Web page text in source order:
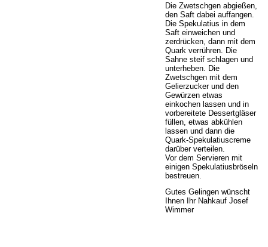
Die Zwetschgen abgießen,
den Saft dabei auffangen.
Die Spekulatius in dem
Saft einweichen und
zerdrücken, dann mit dem
Quark verrühren. Die
Sahne steif schlagen und
unterheben. Die
Zwetschgen mit dem
Gelierzucker und den
Gewürzen etwas
einkochen lassen und in
vorbereitete Dessertgläser
füllen, etwas abkühlen
lassen und dann die
Quark-Spekulatiuscreme
darüber verteilen.
Vor dem Servieren mit
einigen Spekulatiusbröseln
bestreuen.
Gutes Gelingen wünscht
Ihnen Ihr Nahkauf Josef
Wimmer